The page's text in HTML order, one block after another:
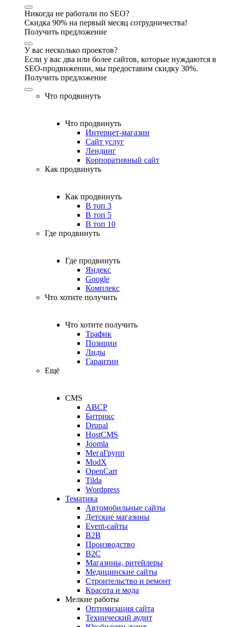
Никогда не работали по SEO?
Скидка 90% на первый месяц сотрудничества!
Получить предложение
У вас несколько проектов?
Если у вас два или более сайтов, которые нуждаются в
SEO-продвижении, мы предоставим скидку 30%.
Получить предложение
Что продвинуть
Что продвинуть
Интернет-магазин
Сайт услуг
Лендинг
Корпоративный сайт
Как продвинуть
Как продвинуть
В топ 3
В топ 5
В топ 10
Где продвинуть
Где продвинуть
Яндекс
Google
Комплекс
Что хотите получить
Что хотите получить
Трафик
Позиции
Лиды
Гарантии
Ещё
CMS
ABCP
Битрикс
Drupal
HostCMS
Joomla
МегаГрупп
ModX
OpenCart
Tilda
Wordpress
Тематика
Автомобильные сайты
Детские магазины
Event-сайты
B2B
Производство
B2C
Магазины, ритейлеры
Медицинские сайты
Строительство и ремонт
Красота и мода
Мелкие работы
Оптимизация сайта
Технический аудит